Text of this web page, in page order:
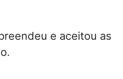
e aceitou as